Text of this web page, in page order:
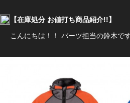
【在庫処分 お値打ち商品紹介!!】
こんにちは！！ パーツ担当の鈴木で